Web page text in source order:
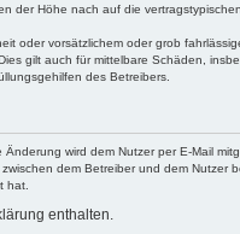
der Höhe nach auf die
vorsätzlichem oder grob
gilt auch für mittelbare Schäden,
des Betreibers.
wird dem Nutzer per E-Mail
dem Betreiber und dem Nutzer
hat.
enthalten.